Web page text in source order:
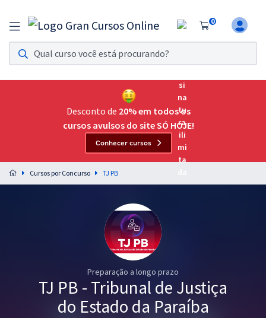
0
Assinatura Ilimitada 11
Acesso a todos os cursos. Teste grátis por 7 dias!
Assinatura OAB Até Passar
Acesso ilimitado a toda preparação para o Exame da
Preparação completa e intensiva para as principais
residências em saúde do Brasil
Desconto de 20% em todos os
cursos avulsos do site SÓ HOJE!
Conhecer cursos
Cursos por Concurso TJ PB
Preparação a longo prazo
TJ PB - Tribunal de Justiça
do Estado da Paraíba